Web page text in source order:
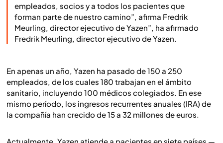
empleados, socios y a todos los pacientes que
forman parte de nuestro camino”, afirma Fredrik
Meurling, director ejecutivo de Yazen”, ha afirmado
Fredrik Meurling, director ejecutivo de Yazen.
En apenas un año, Yazen ha pasado de 150 a 250
empleados, de los cuales 180 trabajan en el ámbito
sanitario, incluyendo 100 médicos colegiados. En ese
mismo período, los ingresos recurrentes anuales (IRA) de
la compañía han crecido de 15 a 32 millones de euros.